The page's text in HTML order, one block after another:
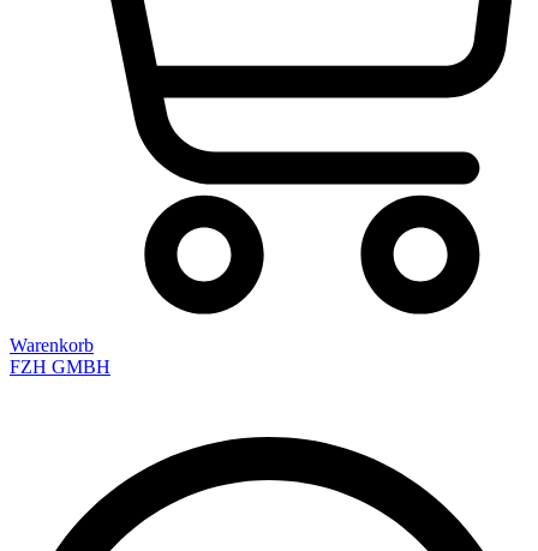
Warenkorb
FZH GMBH